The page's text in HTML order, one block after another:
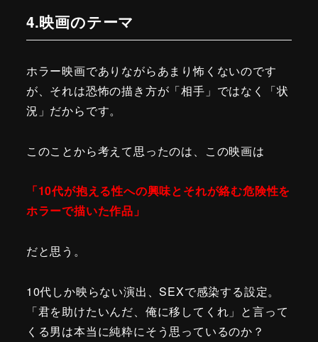
4.映画のテーマ
ホラー映画でありながらあまり怖くないのです
が、それは恐怖の描き方が「相手」ではなく「状
況」だからです。
このことから考えて思ったのは、この映画は
「10代が抱える性への興味とそれが絡む危険性を
ホラーで描いた作品」
だと思う。
10代しか映らない演出、SEXで感染する設定。
「君を助けたいんだ、俺に移してくれ」と言って
くる男は本当に純粋にそう思っているのか？